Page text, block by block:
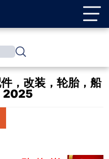
，改装，轮胎，船
2025